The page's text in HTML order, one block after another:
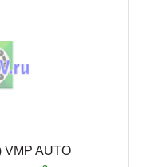
VMP AUTO